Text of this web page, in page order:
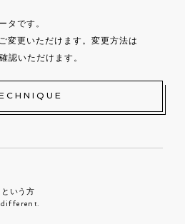
タです。
変更いただけます。変更方法は
認いただけます。
という方